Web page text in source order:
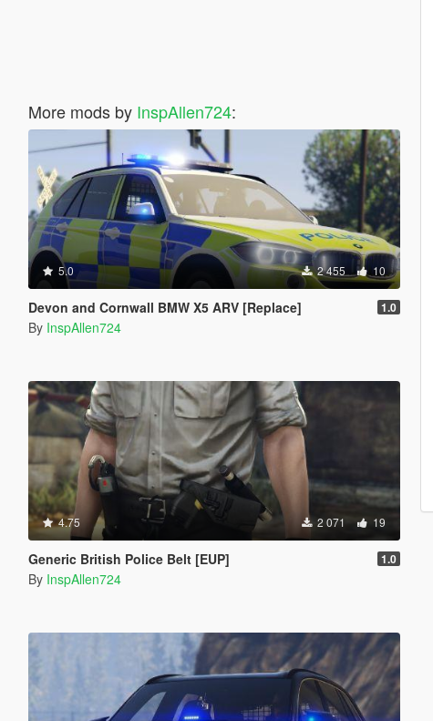
More mods by InspAllen724:
5.0 2 455 10
Devon and Cornwall BMW X5 ARV [Replace] 1.0
By InspAllen724
4.75 2 071 19
Generic British Police Belt [EUP] 1.0
By InspAllen724